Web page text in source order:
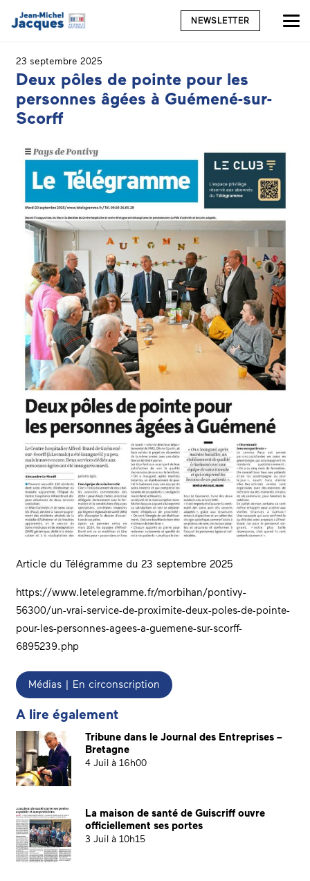
NEWSLETTER
23 septembre 2025
Deux pôles de pointe pour les
personnes âgées à Guémené-sur-
Scorff
Article du Télégramme du 23 septembre 2025
https://www.letelegramme.fr/morbihan/pontivy-
56300/un-vrai-service-de-proximite-deux-poles-de-pointe-
pour-les-personnes-agees-a-guemene-sur-scorff-
6895239.php
Médias | En circonscription
A lire également
Tribune dans le Journal des Entreprises –
Bretagne
4 Juil à 16h00
La maison de santé de Guiscriff ouvre
officiellement ses portes
3 Juil à 10h15